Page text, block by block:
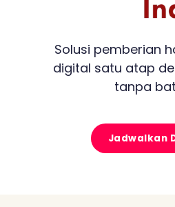
Solusi pemberian
digital satu atap
tanpa
Jadwalkan